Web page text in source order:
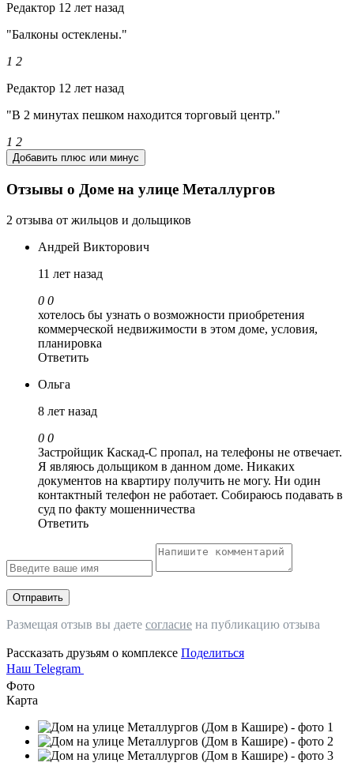
Редактор 12 лет назад
"Балконы остеклены."
1 2
Редактор 12 лет назад
"В 2 минутах пешком находится торговый центр."
1 2
Добавить плюс или минус
Отзывы о Доме на улице Металлургов
2 отзыва от жильцов и дольщиков
Андрей Викторович
11 лет назад
0 0
хотелось бы узнать о возможности приобретения
коммерческой недвижимости в этом доме, условия,
планировка
Ответить
Ольга
8 лет назад
0 0
Застройщик Каскад-С пропал, на телефоны не отвечает.
Я являюсь дольщиком в данном доме. Никаких
документов на квартиру получить не могу. Ни один
контактный телефон не работает. Собираюсь подавать в
суд по факту мошенничества
Ответить
Отправить
Размещая отзыв вы даете согласие на публикацию отзыва
Рассказать друзьям о комплексе Поделиться
Наш Telegram
Фото
Карта